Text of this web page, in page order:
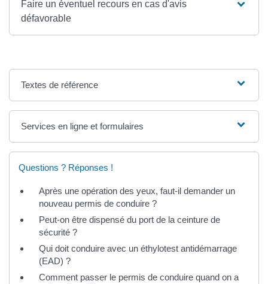
Faire un éventuel recours en cas d'avis
défavorable
Textes de référence
Services en ligne et formulaires
Questions ? Réponses !
Après une opération des yeux, faut-il demander un
nouveau permis de conduire ?
Peut-on être dispensé du port de la ceinture de
sécurité ?
Qui doit conduire avec un éthylotest antidémarrage
(EAD) ?
Comment passer le permis de conduire quand on a